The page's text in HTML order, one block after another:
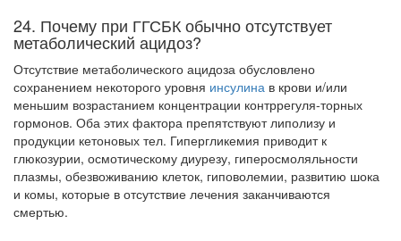
24. Почему при ГГСБК обычно отсутствует
метаболический ацидоз?
Отсутствие метаболического ацидоза обусловлено
сохранением некоторого уровня инсулина в крови и/или
меньшим возрастанием концентрации контррегуля-торных
гормонов. Оба этих фактора препятствуют липолизу и
продукции кетоно­вых тел. Гипергликемия приводит к
глюкозурии, осмотическому диурезу, гиперос­моляльности
плазмы, обезвоживанию клеток, гиповолемии, развитию шока
и комы, которые в отсутствие лечения заканчиваются
смертью.